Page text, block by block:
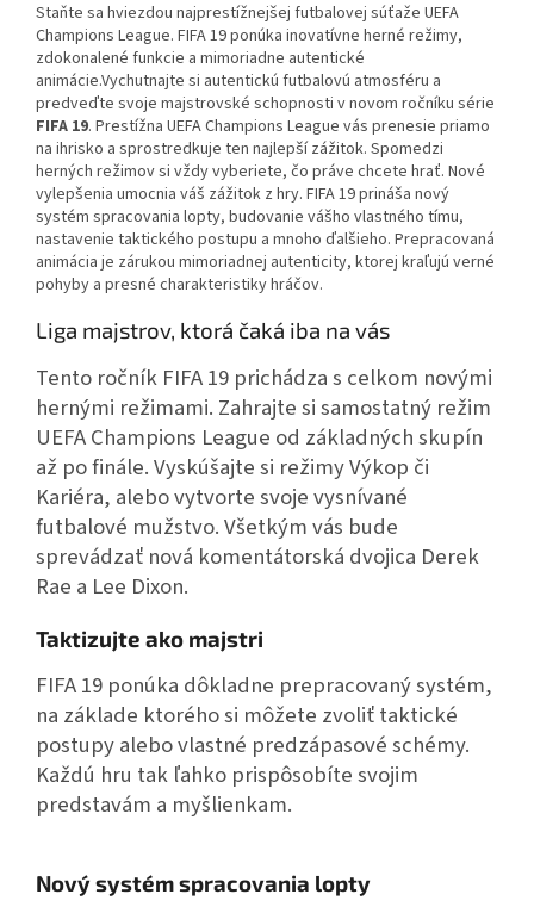
Staňte sa hviezdou najprestížnejšej futbalovej súťaže UEFA
Champions League. FIFA 19 ponúka inovatívne herné režimy,
zdokonalené funkcie a mimoriadne autentické
animácie.Vychutnajte si autentickú futbalovú atmosféru a
predveďte svoje majstrovské schopnosti v novom ročníku série
FIFA 19. Prestížna UEFA Champions League vás prenesie priamo
na ihrisko a sprostredkuje ten najlepší zážitok. Spomedzi
herných režimov si vždy vyberiete, čo práve chcete hrať. Nové
vylepšenia umocnia váš zážitok z hry. FIFA 19 prináša nový
systém spracovania lopty, budovanie vášho vlastného tímu,
nastavenie taktického postupu a mnoho ďalšieho. Prepracovaná
animácia je zárukou mimoriadnej autenticity, ktorej kraľujú verné
pohyby a presné charakteristiky hráčov.
Liga majstrov, ktorá čaká iba na vás
Tento ročník FIFA 19 prichádza s celkom novými
hernými režimami. Zahrajte si samostatný režim
UEFA Champions League od základných skupín
až po finále. Vyskúšajte si režimy Výkop či
Kariéra, alebo vytvorte svoje vysnívané
futbalové mužstvo. Všetkým vás bude
sprevádzať nová komentátorská dvojica Derek
Rae a Lee Dixon.
Taktizujte ako majstri
FIFA 19 ponúka dôkladne prepracovaný systém,
na základe ktorého si môžete zvoliť taktické
postupy alebo vlastné predzápasové schémy.
Každú hru tak ľahko prispôsobíte svojim
predstavám a myšlienkam.
Nový systém spracovania lopty